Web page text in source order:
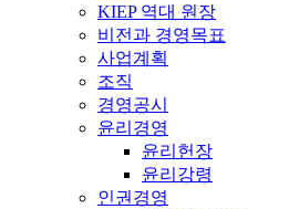
KIEP 역대 원장
비전과 경영목표
사업계획
조직
경영공시
윤리경영
윤리헌장
윤리강령
인권경영